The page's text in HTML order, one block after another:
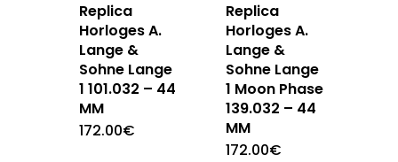
Replica
Horloges A.
Lange &
Sohne Lange
1 101.032 – 44
MM
172.00€
Replica
Horloges A.
Lange &
Sohne Lange
1 Moon Phase
139.032 – 44
MM
172.00€